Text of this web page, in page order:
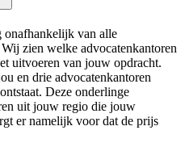
onafhankelijk van alle
zien welke advocatenkantoren
uitvoeren van jouw opdracht.
en drie advocatenkantoren
Deze onderlinge
uit jouw regio die jouw
er namelijk voor dat de prijs